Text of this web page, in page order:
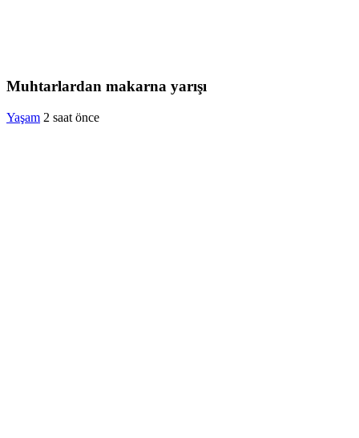
Muhtarlardan makarna yarışı
Yaşam 2 saat önce